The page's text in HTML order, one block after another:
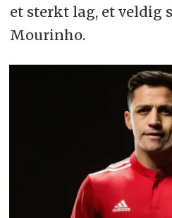
et sterkt lag, et veldig
Mourinho.